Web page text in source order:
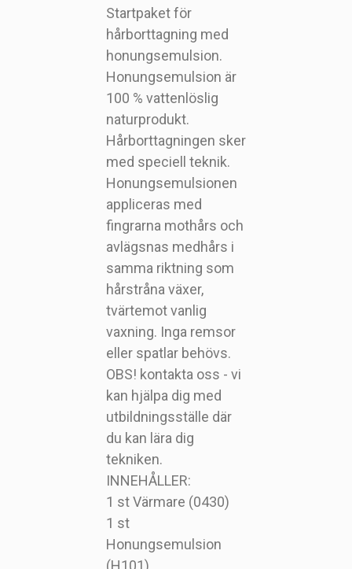
Startpaket för
hårborttagning med
honungsemulsion.
Honungsemulsion är
100 % vattenlöslig
naturprodukt.
Hårborttagningen sker
med speciell teknik.
Honungsemulsionen
appliceras med
fingrarna mothårs och
avlägsnas medhårs i
samma riktning som
hårstråna växer,
tvärtemot vanlig
vaxning. Inga remsor
eller spatlar behövs.
OBS! kontakta oss - vi
kan hjälpa dig med
utbildningsställe där
du kan lära dig
tekniken.
INNEHÅLLER:
1 st Värmare (0430)
1 st
Honungsemulsion
(H101)
Artikelnr0950